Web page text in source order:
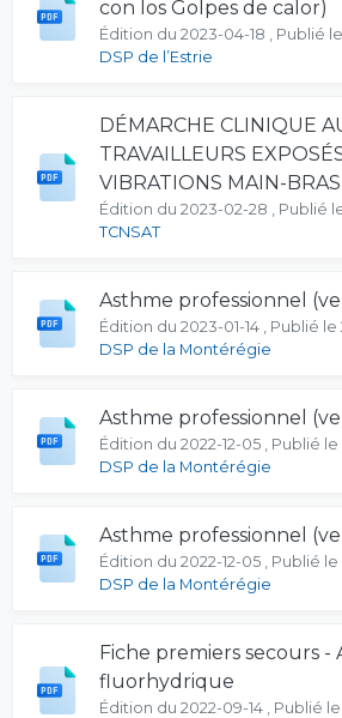
con los Golpes de calor)
Édition du 2023-04-18 , Publié
DSP de l’Estrie
DÉMARCHE CLINIQUE
TRAVAILLEURS
VIBRATIONS MAIN-BRAS
Édition du 2023-02-28 , Publié
TCNSAT
Asthme professionnel
Édition du 2023-01-14 , Publié le
DSP de la Montérégie
Asthme professionnel
Édition du 2022-12-05 , Publié le
DSP de la Montérégie
Asthme professionnel
Édition du 2022-12-05 , Publié le
DSP de la Montérégie
Fiche premiers secours -
fluorhydrique
Édition du 2022-09-14 , Publié